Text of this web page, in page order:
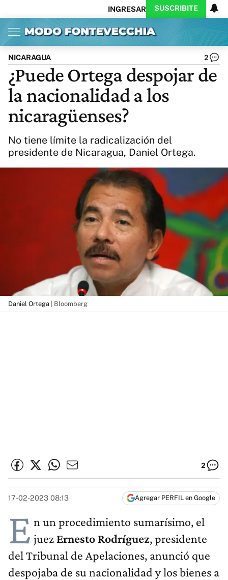
INGRESAR SUSCRIBITE
Inicio Ahora
Opinión
Política
Ciencia
Cultura
Arte
Educación
Internacional
Clima
Deportes
CARAS
Exitoina
Turismo
Videos
Córdoba
Business
Noticias
Caras
Exitoina
Gaming
Vivo
Actualidad
NICARAGUA 2
¿Puede Ortega despojar de
la nacionalidad a los
nicaragüenses?
No tiene límite la radicalización del
presidente de Nicaragua, Daniel Ortega.
Daniel Ortega | Bloomberg
2
17-02-2023 08:13 Agregar PERFIL en Google
E n un procedimiento sumarísimo, el
juez Ernesto Rodríguez, presidente
del Tribunal de Apelaciones, anunció que
despojaba de su nacionalidad y los bienes a